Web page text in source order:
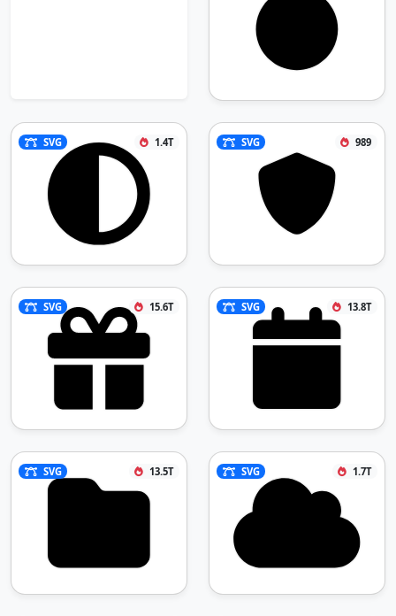
SVG 1.4T SVG 989
SVG 15.6T SVG 13.8T
SVG 13.5T SVG 1.7T